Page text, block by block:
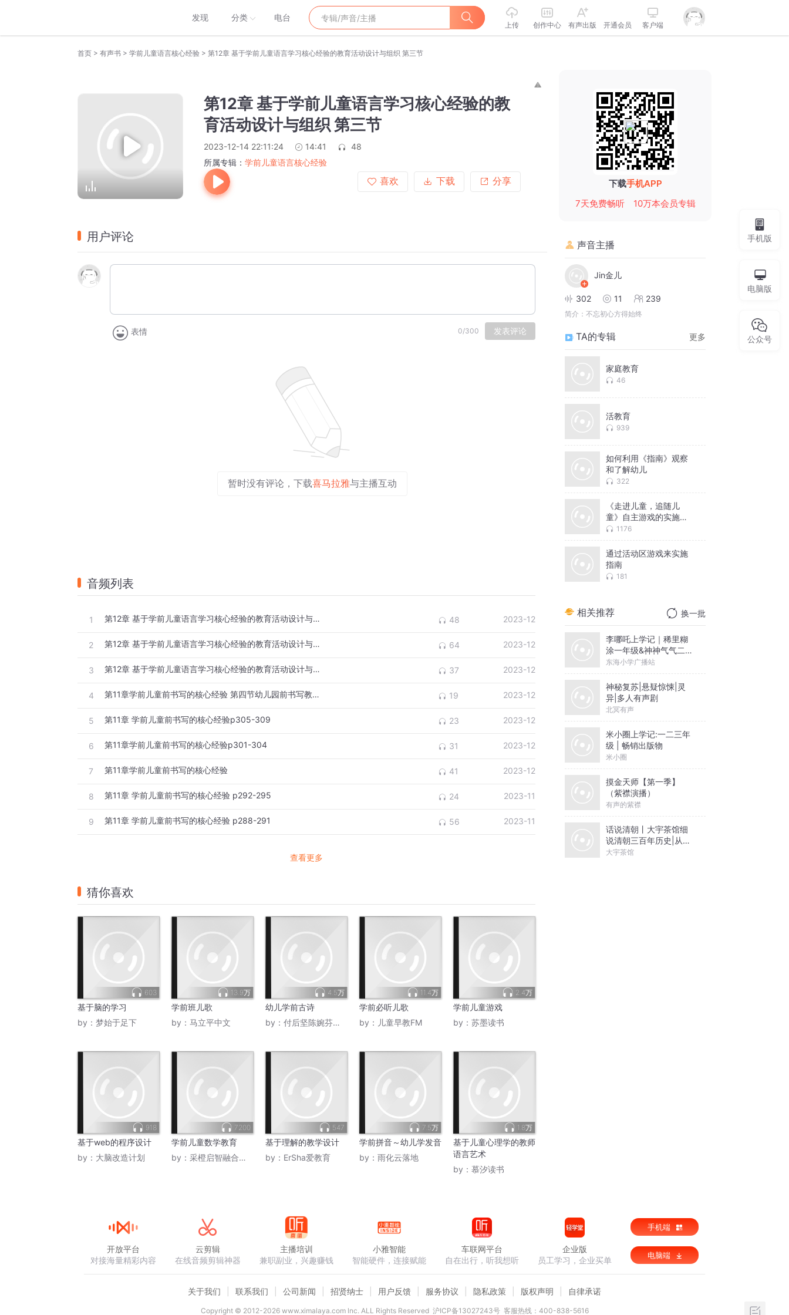
发现 分类 电台
上传 创作中心 有声出版 开通会员 客户端
首页 > 有声书 > 学前儿童语言核心经验 > 第12章 基于学前儿童语言学习核心经验的教育活动设计与组织 第三节
第12章 基于学前儿童语言学习核心经验的教
育活动设计与组织 第三节
2023-12-14 22:11:24 14:41
48
所属专辑： 学前儿童语言核心经验
喜欢
下载 分享
用户评论
表情 0/300 发表评论
暂时没有评论，下载喜马拉雅与主播互动
音频列表
1 第12章 基于学前儿童语言学习核心经验的教育活动设计与组织 第三节 48 2023-12
2 第12章 基于学前儿童语言学习核心经验的教育活动设计与组织 第二节 64 2023-12
3 第12章 基于学前儿童语言学习核心经验的教育活动设计与组织 第一节 37 2023-12
4 第11章学前儿童前书写的核心经验 第四节幼儿园前书写教育活动案例及分析 19 2023-12
5 第11章 学前儿童前书写的核心经验p305-309 23 2023-12
6 第11章学前儿童前书写的核心经验p301-304 31 2023-12
7 第11章学前儿童前书写的核心经验 41 2023-12
8 第11章 学前儿童前书写的核心经验 p292-295 24 2023-11
9 第11章 学前儿童前书写的核心经验 p288-291 56 2023-11
查看更多
猜你喜欢
603
基于脑的学习
by： 梦始于足下
13.9万
学前班儿歌
by： 马立平中文
4.5万
幼儿学前古诗
by： 付后坚陈婉芬安利柔柔
11.4万
学前必听儿歌
by： 儿童早教FM
2.4万
学前儿童游戏
by： 苏墨读书
918
基于web的程序设计
by： 大脑改造计划
7200
学前儿童数学教育
by： 采橙启智融合赵雪姣
547
基于理解的教学设计
by： ErSha爱教育
7.5万
学前拼音～幼儿学发音
by： 雨化云落地
1.8万
基于儿童心理学的教师
语言艺术
by： 慕汐读书
下载手机APP
7天免费畅听
10万本会员专辑
声音主播
Jin金儿
302 11 239
简介： 不忘初心方得始终
TA的专辑 更多
家庭教育
46
活教育
939
如何利用《指南》观察
和了解幼儿
322
《走进儿童，追随儿
童》自主游戏的实施路
径和推进策略
1176
通过活动区游戏来实施
指南
181
相关推荐 换一批
李哪吒上学记｜稀里糊
涂一年级&神神气气二年
级
东海小学广播站
神秘复苏|悬疑惊悚|灵
异|多人有声剧
北冥有声
米小圈上学记:一二三年
级 | 畅销出版物
米小圈
摸金天师【第一季】
（紫襟演播）
有声的紫襟
话说清朝丨大宇茶馆细
说清朝三百年历史|从努
尔哈赤到末代皇帝溥仪|
大宇茶馆
手机版
电脑版
公众号
开放平台
对接海量精彩内容
云剪辑
在线音频剪辑神器
主播培训
兼职副业，兴趣赚钱
小雅智能
智能硬件，连接赋能
车联网平台
自在出行，听我想听
企业版
员工学习，企业买单
手机端
电脑端
关于我们 联系我们 公司新闻 招贤纳士 用户反馈 服务协议 隐私政策 版权声明 自律承诺
Copyright © 2012-2026www.ximalaya.com lnc. ALL Rights Reserved 沪ICP备13027243号 客服热线：400-838-5616